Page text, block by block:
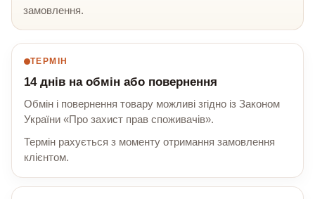
замовлення.
ТЕРМІН
14 днів на обмін або повернення
Обмін і повернення товару можливі згідно із Законом
України «Про захист прав споживачів».
Термін рахується з моменту отримання замовлення
клієнтом.